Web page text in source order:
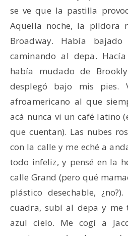
se ve que la pastilla
Aquella noche, la píldora
Broadway. Había
caminando al depa.
había mudado de
desplegó bajo mis
afroamericano al que
acá nunca vi un café latino
que cuentan). Las nubes
con la calle y me eché a
todo infeliz, y pensé en la
calle Grand (pero qué
plástico desechable,
cuadra, subí al depa y me
azul cielo. Me cogí a